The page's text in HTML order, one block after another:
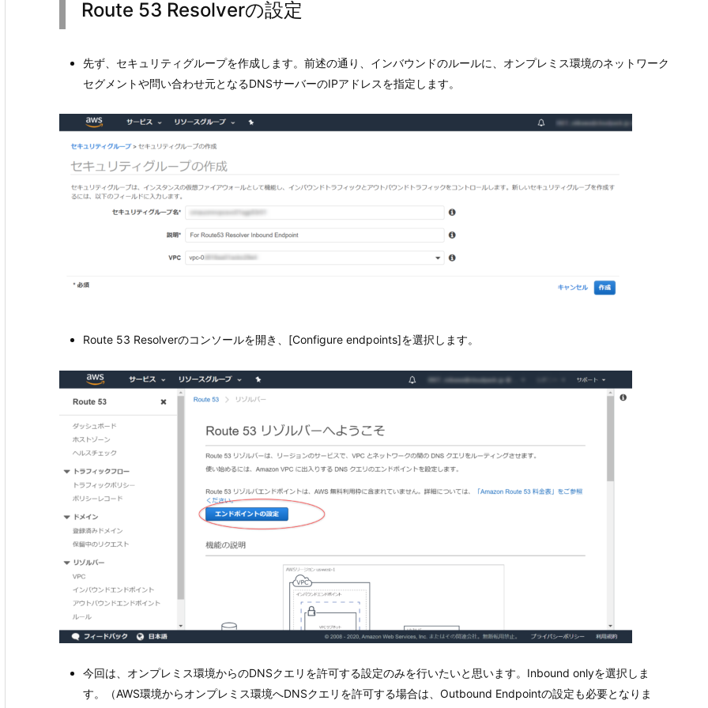
Route 53 Resolverの設定
先ず、セキュリティグループを作成します。前述の通り、インバウンドのルールに、オンプレミス環境のネットワーク
セグメントや問い合わせ元となるDNSサーバーのIPアドレスを指定します。
Route 53 Resolverのコンソールを開き、[Configure endpoints]を選択します。
今回は、オンプレミス環境からのDNSクエリを許可する設定のみを行いたいと思います。Inbound onlyを選択しま
す。（AWS環境からオンプレミス環境へDNSクエリを許可する場合は、Outbound Endpointの設定も必要となりま